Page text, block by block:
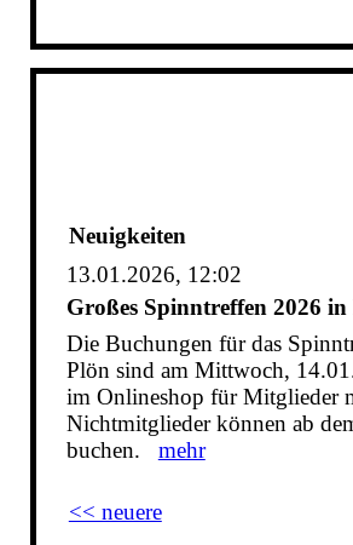
Neuigkeiten
13.01.2026, 12:02
Großes Spinntreffen 2026 in
Die Buchungen für das
Plön sind am Mittwoch,
im Onlineshop für Mitglieder
Nichtmitglieder können ab
buchen. mehr
<< neuere